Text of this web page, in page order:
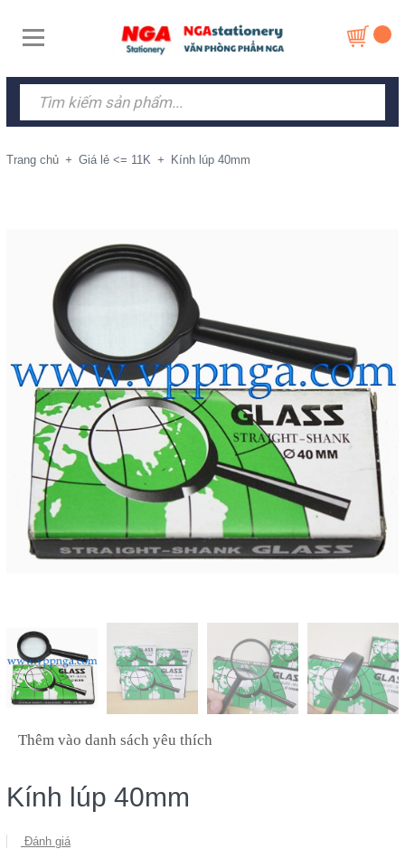
Trang chủ + Giá lẻ <= 11K + Kính lúp 40mm
Thêm vào danh sách yêu thích
Kính lúp 40mm
Đánh giá